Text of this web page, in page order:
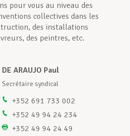
professionnel
pour vous au niveau des
collectives dans les
des installations
des peintres, etc.
DE ARAUJO Paul
Secrétaire syndical
+352 691 733 002
+352 49 94 24 234
+352 49 94 24 49